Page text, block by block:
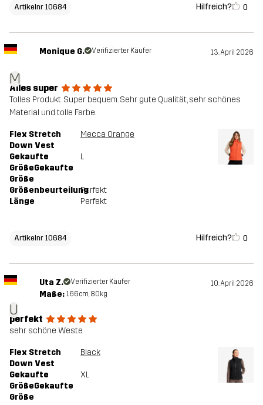
Artikelnr 10684 Hilfreich? 0
M
Monique G. Verifizierter Käufer 13. April 2026
Alles super
Tolles Produkt. Super bequem. Sehr gute Qualität, sehr schönes
Material und tolle Farbe.
Flex Stretch
Down Vest
Mecca Orange
Gekaufte
GrößeGekaufte
Größe
L
GrößenbeurteilungPerfekt
Länge
Perfekt
Artikelnr 10684 Hilfreich? 0
U
Uta Z. Verifizierter Käufer 10. April 2026
Maße: 166cm, 80kg
perfekt
sehr schöne Weste
Flex Stretch
Down Vest
Black
Gekaufte
GrößeGekaufte
Größe
XL